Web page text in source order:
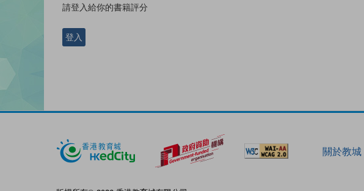
請登入給你的書籍評分
登入
關於教城